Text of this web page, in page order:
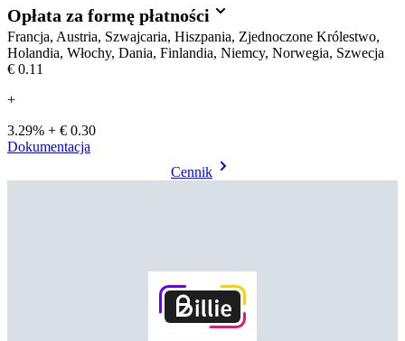
Opłata za formę płatności
Francja, Austria, Szwajcaria, Hiszpania, Zjednoczone Królestwo,
Holandia, Włochy, Dania, Finlandia, Niemcy, Norwegia, Szwecja
€0.11
+
3.29% + € 0.30
Dokumentacja
Cennik